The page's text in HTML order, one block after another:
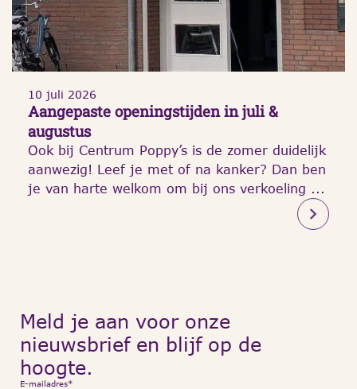
10 juli 2026
Aangepaste openingstijden in juli &
augustus
Ook bij Centrum Poppy’s is de zomer duidelijk
aanwezig! Leef je met of na kanker? Dan ben
je van harte welkom om bij ons verkoeling ...
Meld je aan voor onze
nieuwsbrief en blijf op de
hoogte.
E-mailadres*